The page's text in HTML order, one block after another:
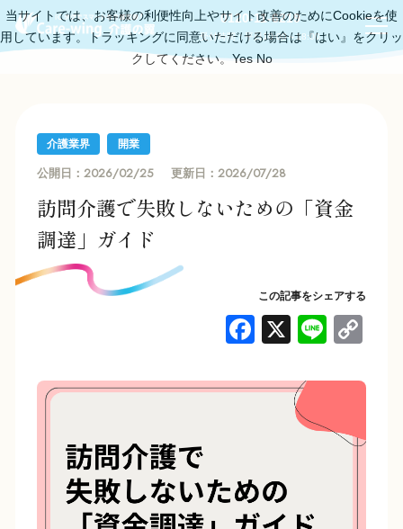
0120-11-6219
受付時間：平日10:00～18:00
介護業界 開業
公開日： 2026/02/25 更新日： 2026/07/28
訪問介護で失敗しないための「資金
調達」ガイド
この記事をシェアする
F
c
o
o
X Li
e
当サイトでは、お客様の利便性向上やサイト改善のためにCookieを使
用しています。トラッキングに同意いただける場合は『はい』をクリッ
クしてください。Yes No